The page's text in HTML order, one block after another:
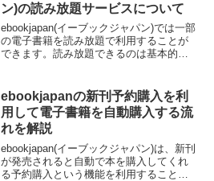
ン)の読み放題サービスについて
ebookjapan(イーブックジャパン)では一部
の電子書籍を読み放題で利用することが
できます。読み放題できるのは基本的に
閲覧できる読み放題サービスを利用する
こと...
ebookjapanの新刊予約購入を利
用して電子書籍を自動購入する流
れを解説
ebookjapan(イーブックジャパン)は、新刊
が発売されると自動で本を購入してくれ
る予約購入という機能を利用することが